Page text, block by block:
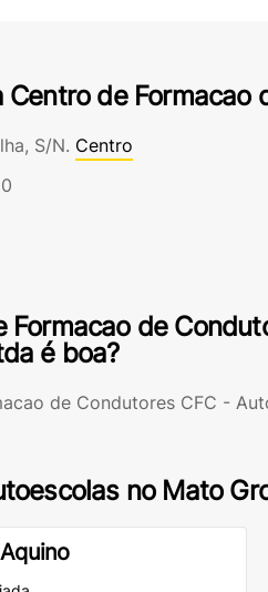
Centro de Formacao
S/N. Centro
Formacao de
é boa?
de Condutores CFC -
no Mato